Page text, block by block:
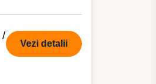
/
Vezi detalii